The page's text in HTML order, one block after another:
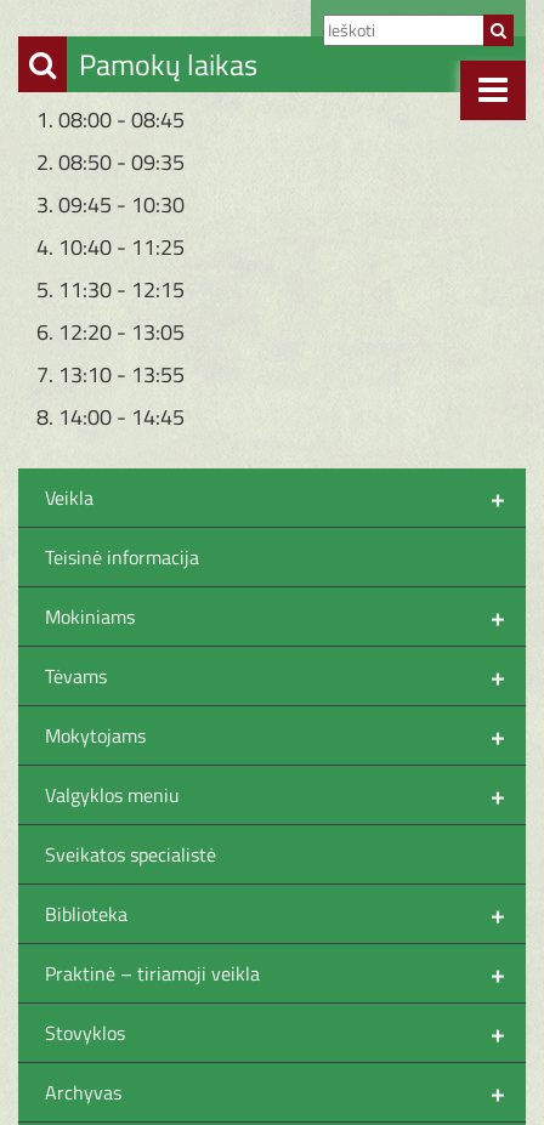
Pamokų laikas
1. 08:00 - 08:45
2. 08:50 - 09:35
3. 09:45 - 10:30
4. 10:40 - 11:25
5. 11:30 - 12:15
6. 12:20 - 13:05
7. 13:10 - 13:55
8. 14:00 - 14:45
+
Veikla
Teisinė informacija
+
Mokiniams
+
Tėvams
+
Mokytojams
+
Valgyklos meniu
Sveikatos specialistė
+
Biblioteka
+
Praktinė – tiriamoji veikla
+
Stovyklos
+
Archyvas